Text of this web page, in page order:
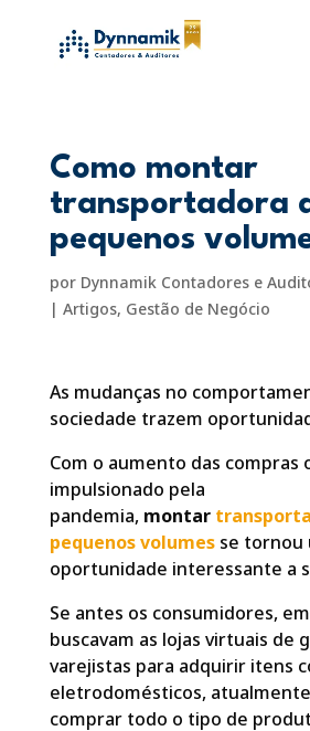
Como montar
transportadora
pequenos
por Dynnamik Contadores e
| Artigos, Gestão de Negócio
As mudanças no
sociedade trazem
Com o aumento das compras
impulsionado pela
pandemia, montar
pequenos volumesse tornou
oportunidade interessante a
Se antes os consumidores,
buscavam as lojas virtuais de
varejistas para adquirir itens
eletrodomésticos,
comprar todo o tipo de